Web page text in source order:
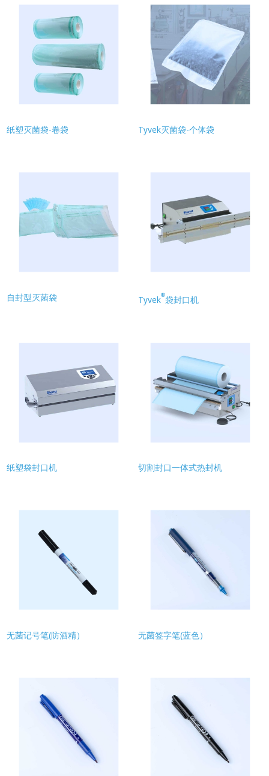
纸塑灭菌袋-卷袋 Tyvek灭菌袋-个体袋
自封型灭菌袋 Tyvek®袋封口机
纸塑袋封口机 切割封口一体式热封机
无菌记号笔(防酒精） 无菌签字笔(蓝色）